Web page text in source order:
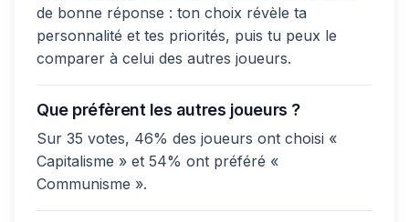
de bonne réponse : ton choix révèle ta
personnalité et tes priorités, puis tu peux le
comparer à celui des autres joueurs.
Que préfèrent les autres joueurs ?
Sur 35 votes, 46% des joueurs ont choisi «
Capitalisme » et 54% ont préféré «
Communisme ».